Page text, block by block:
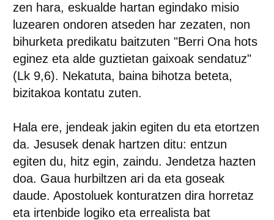
zen hara, eskualde hartan egindako misio
luzearen ondoren atseden har zezaten, non
bihurketa predikatu baitzuten "Berri Ona hots
eginez eta alde guztietan gaixoak sendatuz"
(Lk 9,6). Nekatuta, baina bihotza beteta,
bizitakoa kontatu zuten.
Hala ere, jendeak jakin egiten du eta etortzen
da. Jesusek denak hartzen ditu: entzun
egiten du, hitz egin, zaindu. Jendetza hazten
doa. Gaua hurbiltzen ari da eta goseak
daude. Apostoluek konturatzen dira horretaz
eta irtenbide logiko eta errealista bat